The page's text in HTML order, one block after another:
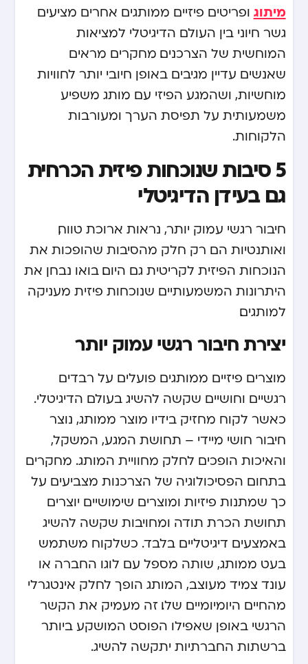
מיתוג ופריטים פיזיים ממותגים אחרים מציעים
גשר חיוני בין העולם הדיגיטלי למציאות
המוחשית של הצרכנים. מחקרים מראים
שאנשים עדיין מגיבים באופן חיובי יותר לחוויות
מוחשיות, ושהמגע הפיזי עם מותג משפיע
משמעותית על תפיסת הערך ומעורבות
הלקוחות.
5 סיבות שנוכחות פיזית הכרחית
גם בעידן הדיגיטלי
חיבור רגשי עמוק יותר, נראות ארוכת טווח,
ואותנטיות הם רק חלק מהסיבות שהופכות את
הנוכחות הפיזית לקריטית גם היום. בואו נבחן את
היתרונות המשמעותיים שנוכחות פיזית מעניקה
למותגים.
יצירת חיבור רגשי עמוק יותר
מוצרים פיזיים ממותגים פועלים על רבדים
רגשיים וחושיים שקשה להשיג בעולם הדיגיטלי.
כאשר לקוח מחזיק בידיו מוצר ממותג, נוצר
חיבור חושי מיידי – תחושת המגע, המשקל,
והאיכות הופכים לחלק מחוויית המותג. מחקרים
בתחום הפסיכולוגיה של הצרכנות מצביעים על
כך שמתנות פיזיות ומוצרים שימושיים יוצרים
תחושת הכרת תודה ומחויבות שקשה להשיג
באמצעים דיגיטליים בלבד. כשלקוח משתמש
בעט ממותג, שותה מספל עם לוגו החברה או
עונד צמיד מעוצב, המותג הופך לחלק אינטגרלי
מהחיים היומיומיים שלו. זה מעמיק את הקשר
הרגשי באופן שאפילו הפוסט המושקע ביותר
ברשתות החברתיות יתקשה להשיג.